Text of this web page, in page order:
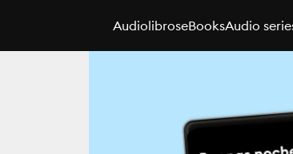
AudiolibroseBooksAudio